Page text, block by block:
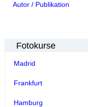
Autor / Publikation
Fotokurse
Madrid
Frankfurt
Hamburg